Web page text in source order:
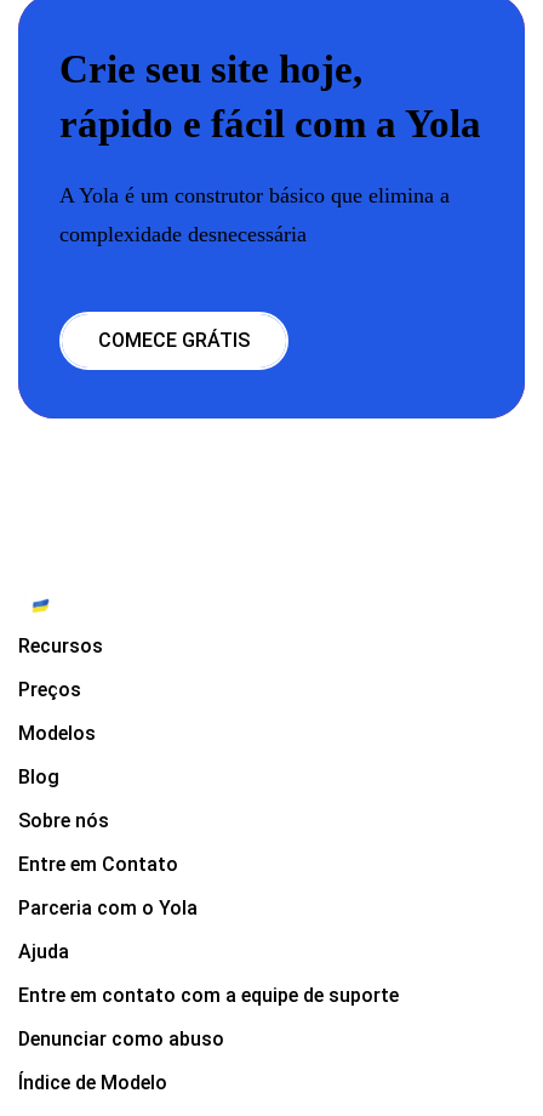
Crie seu site hoje,
rápido e fácil com a Yola
A Yola é um construtor básico que elimina a
complexidade desnecessária
COMECE GRÁTIS
Recursos
Preços
Modelos
Blog
Sobre nós
Entre em Contato
Parceria com o Yola
Ajuda
Entre em contato com a equipe de suporte
Denunciar como abuso
Índice de Modelo